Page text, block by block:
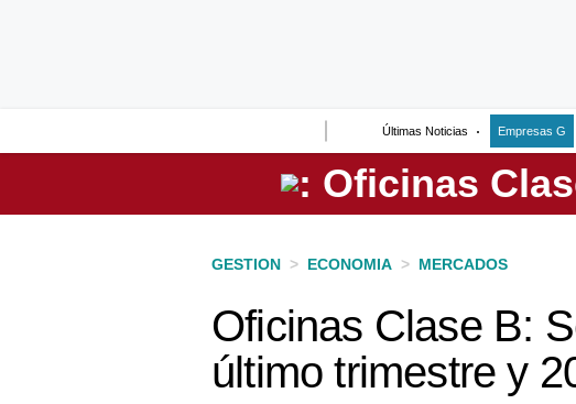
Últimas Noticias Empresas G
Perú
GESTION > ECONOMIA > MERCADOS
Oficinas Clase B:
último trimestre y